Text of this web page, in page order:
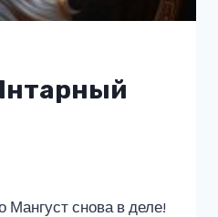
снова в деле!